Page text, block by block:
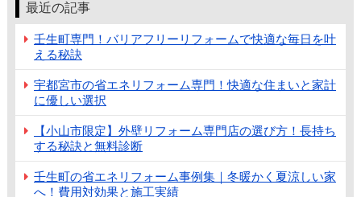
最近の記事
壬生町専門！バリアフリーリフォームで快適な毎日を叶
える秘訣
宇都宮市の省エネリフォーム専門！快適な住まいと家計
に優しい選択
【小山市限定】外壁リフォーム専門店の選び方！長持ち
する秘訣と無料診断
壬生町の省エネリフォーム事例集｜冬暖かく夏涼しい家
へ！費用対効果と施工実績